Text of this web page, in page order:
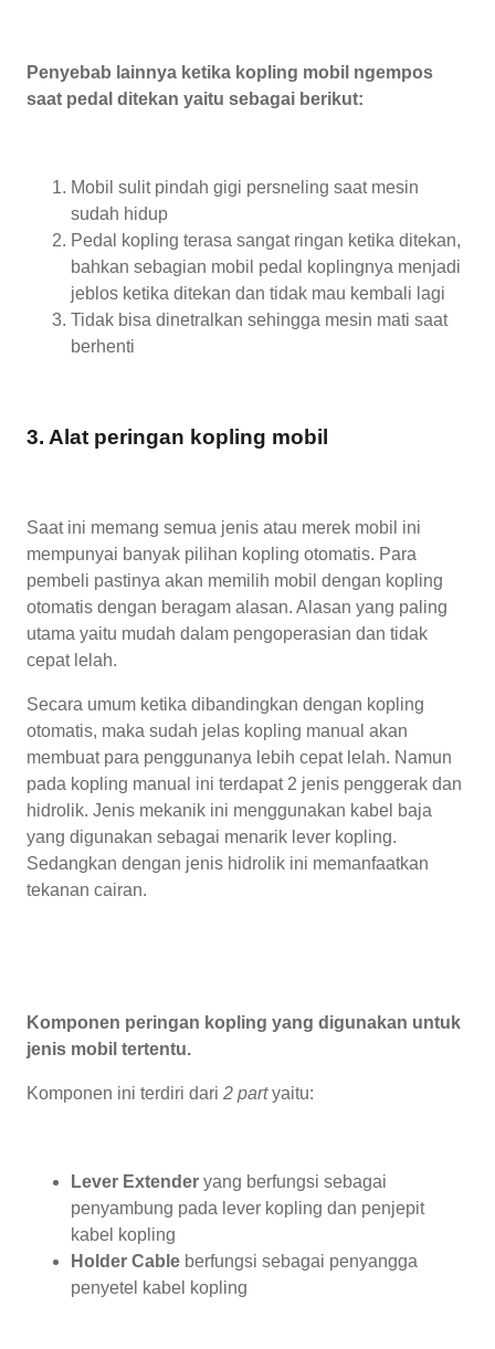
Penyebab lainnya ketika kopling mobil ngempos
saat pedal ditekan yaitu sebagai berikut:
Mobil sulit pindah gigi persneling saat mesin
sudah hidup
Pedal kopling terasa sangat ringan ketika ditekan,
bahkan sebagian mobil pedal koplingnya menjadi
jeblos ketika ditekan dan tidak mau kembali lagi
Tidak bisa dinetralkan sehingga mesin mati saat
berhenti
3. Alat peringan kopling mobil
Saat ini memang semua jenis atau merek mobil ini
mempunyai banyak pilihan kopling otomatis. Para
pembeli pastinya akan memilih mobil dengan kopling
otomatis dengan beragam alasan. Alasan yang paling
utama yaitu mudah dalam pengoperasian dan tidak
cepat lelah.
Secara umum ketika dibandingkan dengan kopling
otomatis, maka sudah jelas kopling manual akan
membuat para penggunanya lebih cepat lelah. Namun
pada kopling manual ini terdapat 2 jenis penggerak dan
hidrolik. Jenis mekanik ini menggunakan kabel baja
yang digunakan sebagai menarik lever kopling.
Sedangkan dengan jenis hidrolik ini memanfaatkan
tekanan cairan.
Komponen peringan kopling yang digunakan untuk
jenis mobil tertentu.
Komponen ini terdiri dari 2 partyaitu:
Lever Extender yang berfungsi sebagai
penyambung pada lever kopling dan penjepit
kabel kopling
Holder Cable berfungsi sebagai penyangga
penyetel kabel kopling